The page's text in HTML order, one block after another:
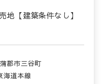
【建築条件なし】
郡市三谷町
海道本線